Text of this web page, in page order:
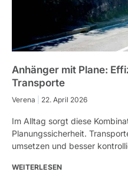
Anhänger mit Plane:
Transporte
Verena 22. April 2026
Im Alltag sorgt diese
Planungssicherheit.
umsetzen und besser
WEITERLESEN